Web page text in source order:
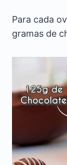
Para cada
gramas de